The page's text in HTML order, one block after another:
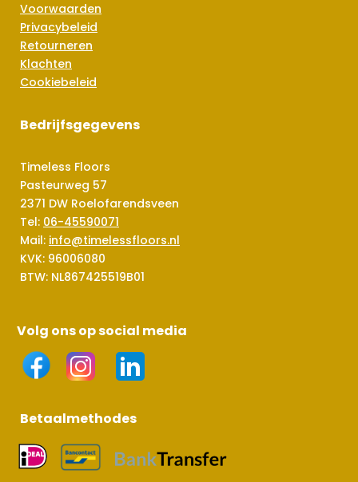
Voorwaarden
Privacybeleid
Retourneren
Klachten
Cookiebeleid
Bedrijfsgegevens
Timeless Floors
Pasteurweg 57
2371 DW Roelofarendsveen
Tel: 06-45590071
Mail: info@timelessfloors.nl
KVK: 96006080
BTW: NL867425519B01
Volg ons op social media
Betaalmethodes